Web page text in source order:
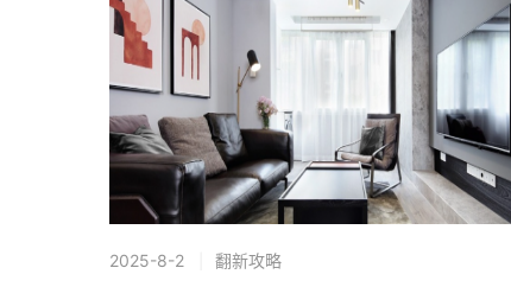
2025-8-2 翻新攻略